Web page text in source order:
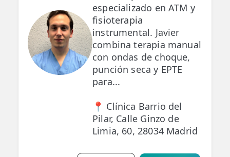
especializado en ATM y
fisioterapia
instrumental. Javier
combina terapia manual
con ondas de choque,
punción seca y EPTE
para...
📍 Clínica Barrio del
Pilar, Calle Ginzo de
Limia, 60, 28034 Madrid